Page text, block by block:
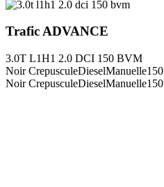
TraficADVANCE
3.0T L1H1 2.0 DCI 150 BVM
Noir CrepusculeDieselManuelle150
Noir CrepusculeDieselManuelle150